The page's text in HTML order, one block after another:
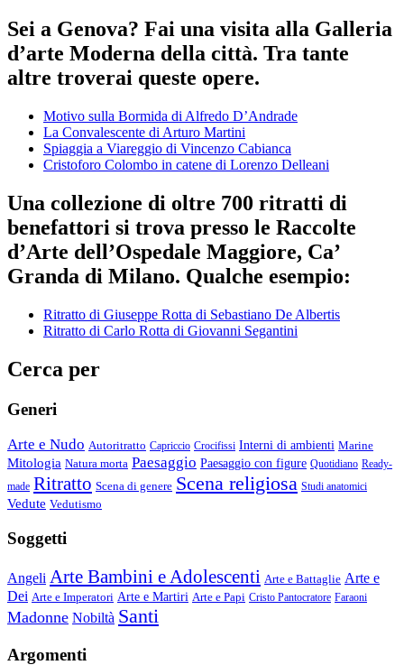
Sei a Genova? Fai una visita alla Galleria
d’arte Moderna della città. Tra tante
altre troverai queste opere.
Motivo sulla Bormida di Alfredo D’Andrade
La Convalescente di Arturo Martini
Spiaggia a Viareggio di Vincenzo Cabianca
Cristoforo Colombo in catene di Lorenzo Delleani
Una collezione di oltre 700 ritratti di
benefattori si trova presso le Raccolte
d’Arte dell’Ospedale Maggiore, Ca’
Granda di Milano. Qualche esempio:
Ritratto di Giuseppe Rotta di Sebastiano De Albertis
Ritratto di Carlo Rotta di Giovanni Segantini
Cerca per
Generi
Arte e Nudo Autoritratto Capriccio Crocifissi Interni di ambienti Marine
Mitologia Natura morta Paesaggio Paesaggio con figure Quotidiano Ready-
made Ritratto Scena di genere Scena religiosa Studi anatomici
Vedute Vedutismo
Soggetti
Angeli Arte Bambini e Adolescenti Arte e Battaglie Arte e
Dei Arte e Imperatori Arte e Martiri Arte e Papi Cristo Pantocratore Faraoni
Madonne Nobiltà Santi
Argomenti